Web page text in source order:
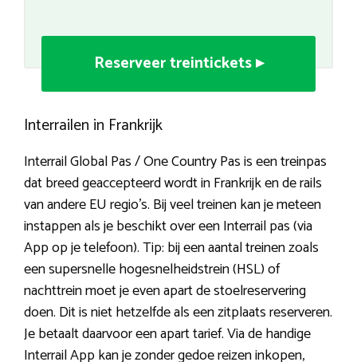
Reserveer treintickets ▸
Interrailen in Frankrijk
Interrail Global Pas / One Country Pas is een treinpas
dat breed geaccepteerd wordt in Frankrijk en de rails
van andere EU regio’s. Bij veel treinen kan je meteen
instappen als je beschikt over een Interrail pas (via
App op je telefoon). Tip: bij een aantal treinen zoals
een supersnelle hogesnelheidstrein (HSL) of
nachttrein moet je even apart de stoelreservering
doen. Dit is niet hetzelfde als een zitplaats reserveren.
Je betaalt daarvoor een apart tarief. Via de handige
Interrail App kan je zonder gedoe reizen inkopen,